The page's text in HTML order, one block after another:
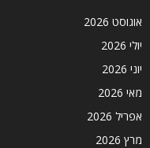
אוגוסט 2026
יולי 2026
יוני 2026
מאי 2026
אפריל 2026
מרץ 2026